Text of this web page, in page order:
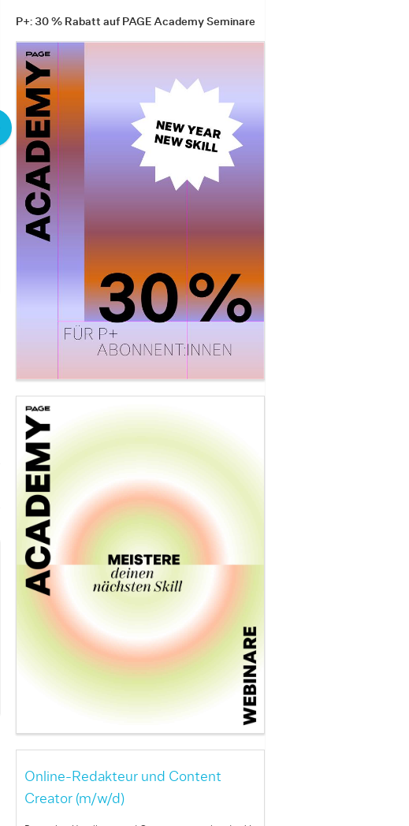
Pfeffer&Frost
P+: 30 % Rabatt auf PAGE Academy Seminare
Online-Redakteur und Content
Creator (m/w/d)